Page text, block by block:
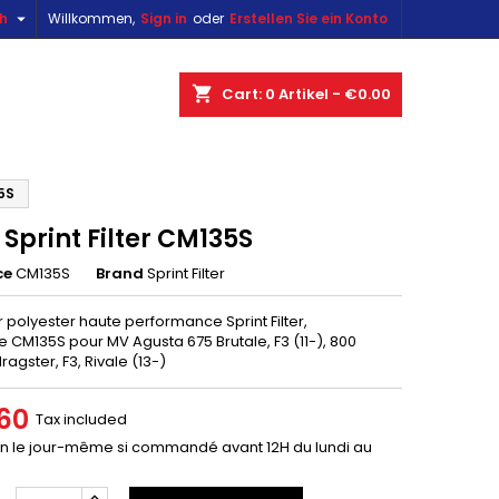
Willkommen, Sign in oder Erstellen Sie ein Konto

shopping_cart Cart: 0 Artikel - €0.00
Filter CM135S
CM135S Brand Sprint Filter
polyester haute performance Sprint Filter,
pour MV Agusta 675 Brutale, F3 (11-), 800
F3, Rivale (13-)
Tax included
le jour-même si commandé avant 12H du lundi au